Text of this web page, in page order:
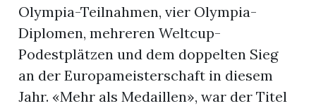
Olympia-Teilnahmen, vier Olympia-
Diplomen, mehreren Weltcup-
Podestplätzen und dem doppelten Sieg
an der Europameisterschaft in diesem
Jahr. «Mehr als Medaillen», war der Titel